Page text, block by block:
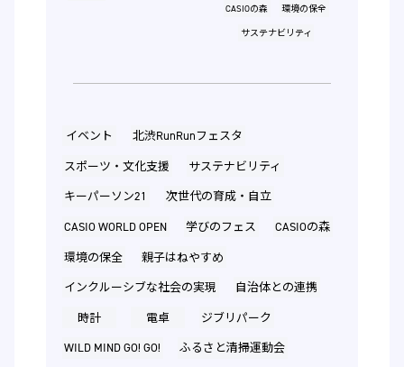
CASIOの森 環境の保全
サステナビリティ
イベント
北渋RunRunフェスタ
スポーツ・文化支援
サステナビリティ
キーパーソン21
次世代の育成・自立
CASIO WORLD OPEN
学びのフェス
CASIOの森
環境の保全
親子はねやすめ
インクルーシブな社会の実現
自治体との連携
時計
電卓
ジブリパーク
WILD MIND GO! GO!
ふるさと清掃運動会